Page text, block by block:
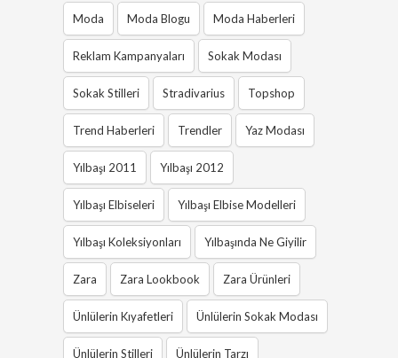
Moda Moda Blogu Moda Haberleri
Reklam Kampanyaları Sokak Modası
Sokak Stilleri Stradivarius Topshop
Trend Haberleri Trendler Yaz Modası
Yılbaşı 2011 Yılbaşı 2012
Yılbaşı Elbiseleri Yılbaşı Elbise Modelleri
Yılbaşı Koleksiyonları Yılbaşında Ne Giyilir
Zara Zara Lookbook Zara Ürünleri
Ünlülerin Kıyafetleri Ünlülerin Sokak Modası
Ünlülerin Stilleri Ünlülerin Tarzı